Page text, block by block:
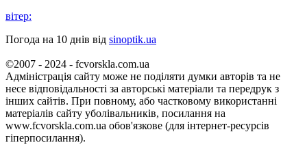
вітер:
Погода на 10 днів від sinoptik.ua
©2007 - 2024 - fcvorskla.com.ua
Адміністрація сайту може не поділяти думки авторів та не
несе відповідальності за авторські матеріали та передрук з
інших сайтів. При повному, або частковому використанні
матеріалів сайту уболівальників, посилання на
www.fcvorskla.com.ua обов'язкове (для інтернет-ресурсів
гіперпосилання).